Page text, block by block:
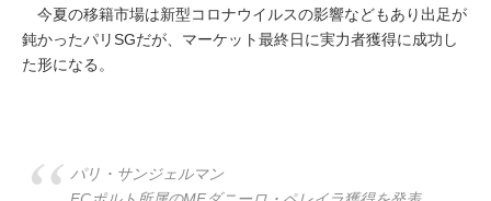
今夏の移籍市場は新型コロナウイルスの影響などもあり出足が
鈍かったパリSGだが、マーケット最終日に実力者獲得に成功し
た形になる。
パリ・サンジェルマン